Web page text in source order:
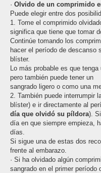
· Olvido de un comprimido
Puede elegir entre dos
1. Tome el comprimido
significa que tiene que tomar
Continúe tomando los
hacer el período de descanso
blíster.
Lo más probable es que
pero también puede tener un
sangrado ligero o como una
2. También puede interrumpir
blíster) e ir directamente al
día que olvidó su píldora).
día en que siempre empieza,
días.
Si sigue una de estas dos
frente al embarazo.
· Si ha olvidado algún
sangrado en el primer período